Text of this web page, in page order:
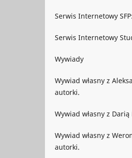
Serwis Internetowy
Serwis Internetowy
Wywiady
Wywiad własny z
autorki.
Wywiad własny z
Wywiad własny z
autorki.